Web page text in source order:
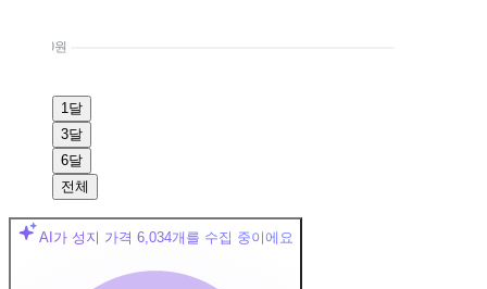
0원
1달
3달
6달
전체
AI가 성지 가격 6,034개를 수집 중이에요